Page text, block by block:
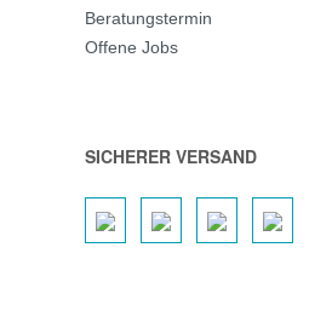
Beratungstermin
Offene Jobs
SICHERER VERSAND